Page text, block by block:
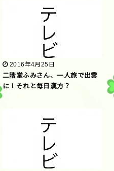
2016年4月25日
二階堂ふみさん、一人旅で出雲
に！それと毎日漢方？